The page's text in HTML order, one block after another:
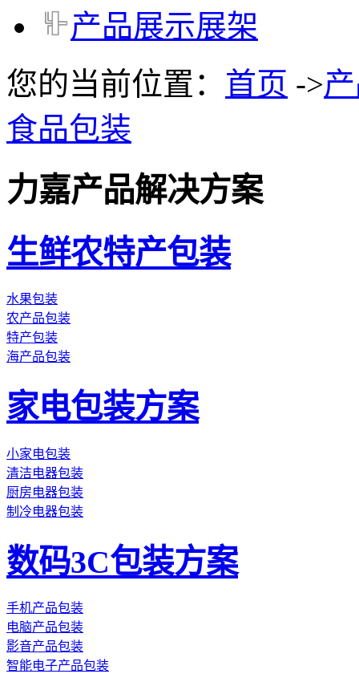
产品展示展架
您的当前位置： 首页 ->
食品包装
力嘉产品解决方案
生鲜农特产包装
水果包装
农产品包装
特产包装
海产品包装
家电包装方案
小家电包装
清洁电器包装
厨房电器包装
制冷电器包装
数码3C包装方案
手机产品包装
电脑产品包装
影音产品包装
智能电子产品包装